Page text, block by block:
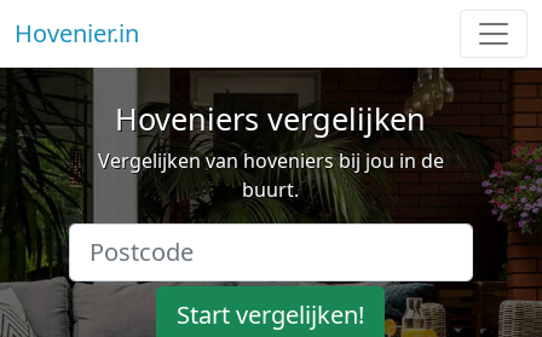
Hovenier.in
Hoveniers vergelijken
Vergelijken van hoveniers bij jou in de
buurt.
Start vergelijken!